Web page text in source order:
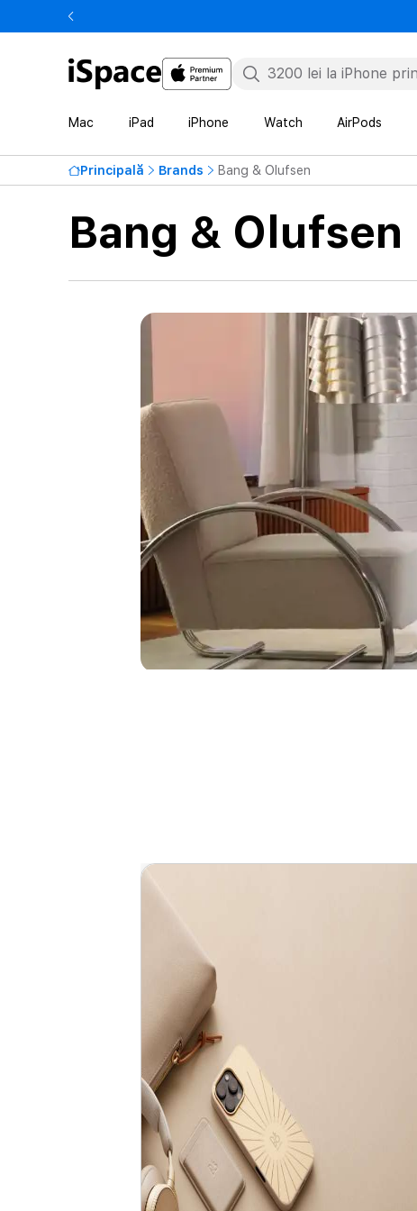
Mac iPad iPhone Watch AirPods
Principală Brands Bang & Olufsen
Bang & Olufsen